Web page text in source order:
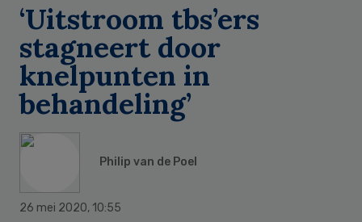
‘Uitstroom tbs’ers
stagneert door
knelpunten in
behandeling’
Philip van de Poel
26 mei 2020, 10:55